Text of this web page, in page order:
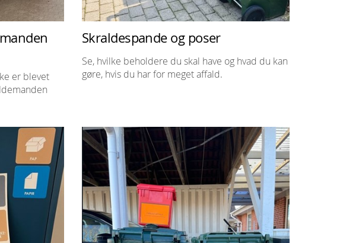
er blevet
Skraldespande og poser
Se, hvilke beholdere du skal have og hvad du kan
gøre, hvis du har for meget affald.